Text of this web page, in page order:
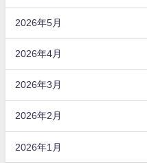
2026年5月
2026年4月
2026年3月
2026年2月
2026年1月